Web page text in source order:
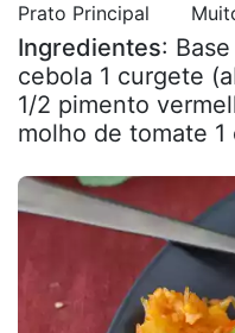
Prato Principal
Ingredientes:
cebola 1 curgete
1/2 pimento
molho de tomate 1